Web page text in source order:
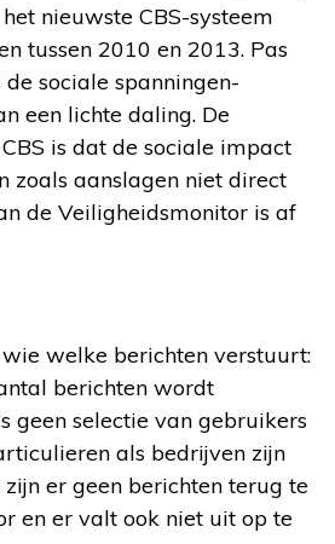
nieuwste CBS-systeem
tussen 2010 en 2013. Pas
sociale spanningen-
een lichte daling. De
is dat de sociale impact
zoals aanslagen niet direct
de Veiligheidsmonitor is af
welke berichten verstuurt:
berichten wordt
geen selectie van gebruikers
als bedrijven zijn
zijn er geen berichten terug te
en er valt ook niet uit op te